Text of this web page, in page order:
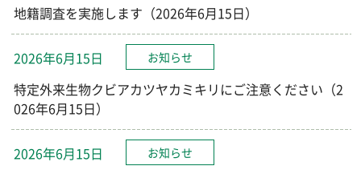
地籍調査を実施します（2026年6月15日）
2026年6月15日 お知らせ
特定外来生物クビアカツヤカミキリにご注意ください（2
026年6月15日）
2026年6月15日 お知らせ